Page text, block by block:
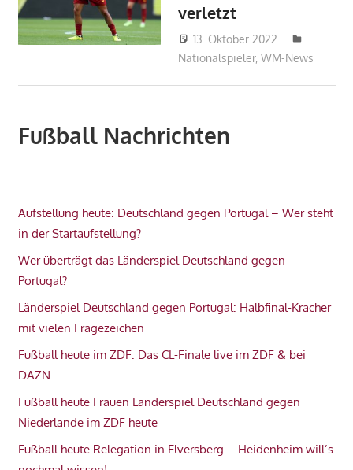
verletzt
13. Oktober 2022
DanielR
Nationalspieler,WM-News
Fußball Nachrichten
Aufstellung heute: Deutschland gegen Portugal – Wer steht
in der Startaufstellung?
Wer überträgt das Länderspiel Deutschland gegen
Portugal?
Länderspiel Deutschland gegen Portugal: Halbfinal-Kracher
mit vielen Fragezeichen
Fußball heute im ZDF: Das CL-Finale live im ZDF & bei
DAZN
Fußball heute Frauen Länderspiel Deutschland gegen
Niederlande im ZDF heute
Fußball heute Relegation in Elversberg – Heidenheim will’s